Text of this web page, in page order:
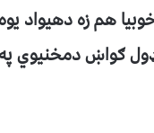
هم زه دهیواد
ګواښ دمخنيوي